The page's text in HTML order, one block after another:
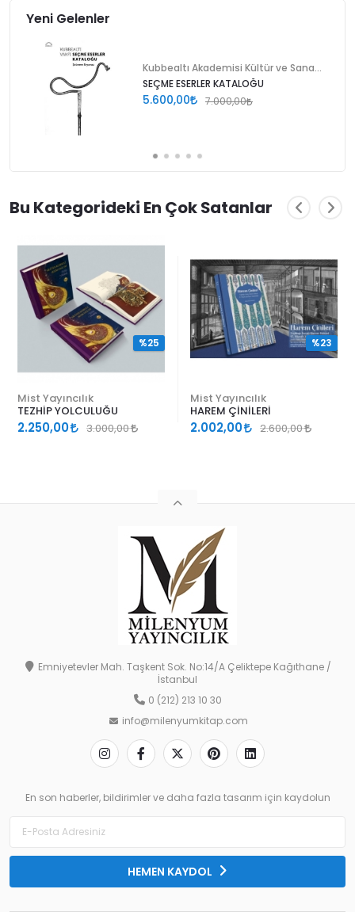
Yeni Gelenler
SEÇME ESERLER KATALOĞU
5.600,00 7.000,00
Bu Kategorideki En Çok Satanlar
Mist Yayıncılık
TEZHİP YOLCULUĞU
2.250,00 3.000,00
%25
Mist Yayıncılık
HAREM ÇİNİLERİ
2.002,00 2.600,00
%23
Emniyetevler Mah. Taşkent Sok. No:14/A Çeliktepe Kağıthane /
İstanbul
0 (212) 213 10 30
info@milenyumkitap.com
En son haberler, bildirimler ve daha fazla tasarım için kaydolun
HEMEN KAYDOL